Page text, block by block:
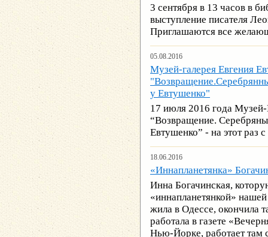
3 сентября в 13 часов в
выступление писателя
Приглашаются все
05.08.2016
Музей-галерея Евгения
у Евтушенко"
17 июля 2016 года Музей-
“Возвращение.
Евтушенко” - на этот раз
18.06.2016
«Иннапланетянка»
Инна Богачинская,
«иннапланетянкой»
жила в Одессе, окончила
работала в газете
Нью-Йорке, работает там